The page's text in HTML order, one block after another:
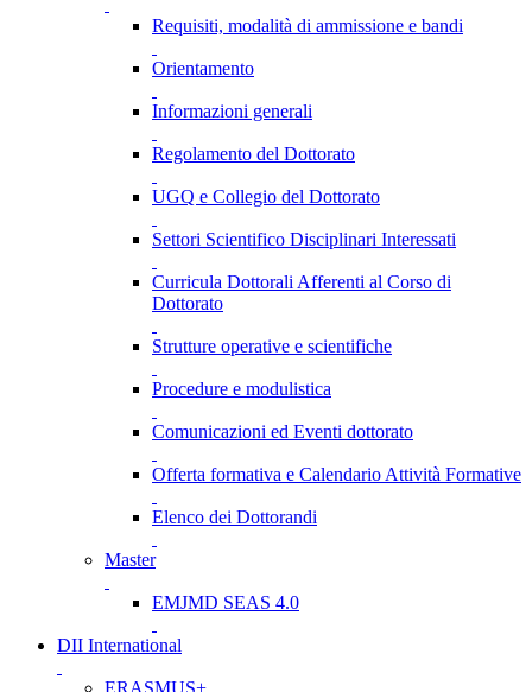
Requisiti, modalità di ammissione e bandi
Orientamento
Informazioni generali
Regolamento del Dottorato
UGQ e Collegio del Dottorato
Settori Scientifico Disciplinari Interessati
Curricula Dottorali Afferenti al Corso di
Dottorato
Strutture operative e scientifiche
Procedure e modulistica
Comunicazioni ed Eventi dottorato
Offerta formativa e Calendario Attività Formative
Elenco dei Dottorandi
Master
EMJMD SEAS 4.0
DII International
ERASMUS+